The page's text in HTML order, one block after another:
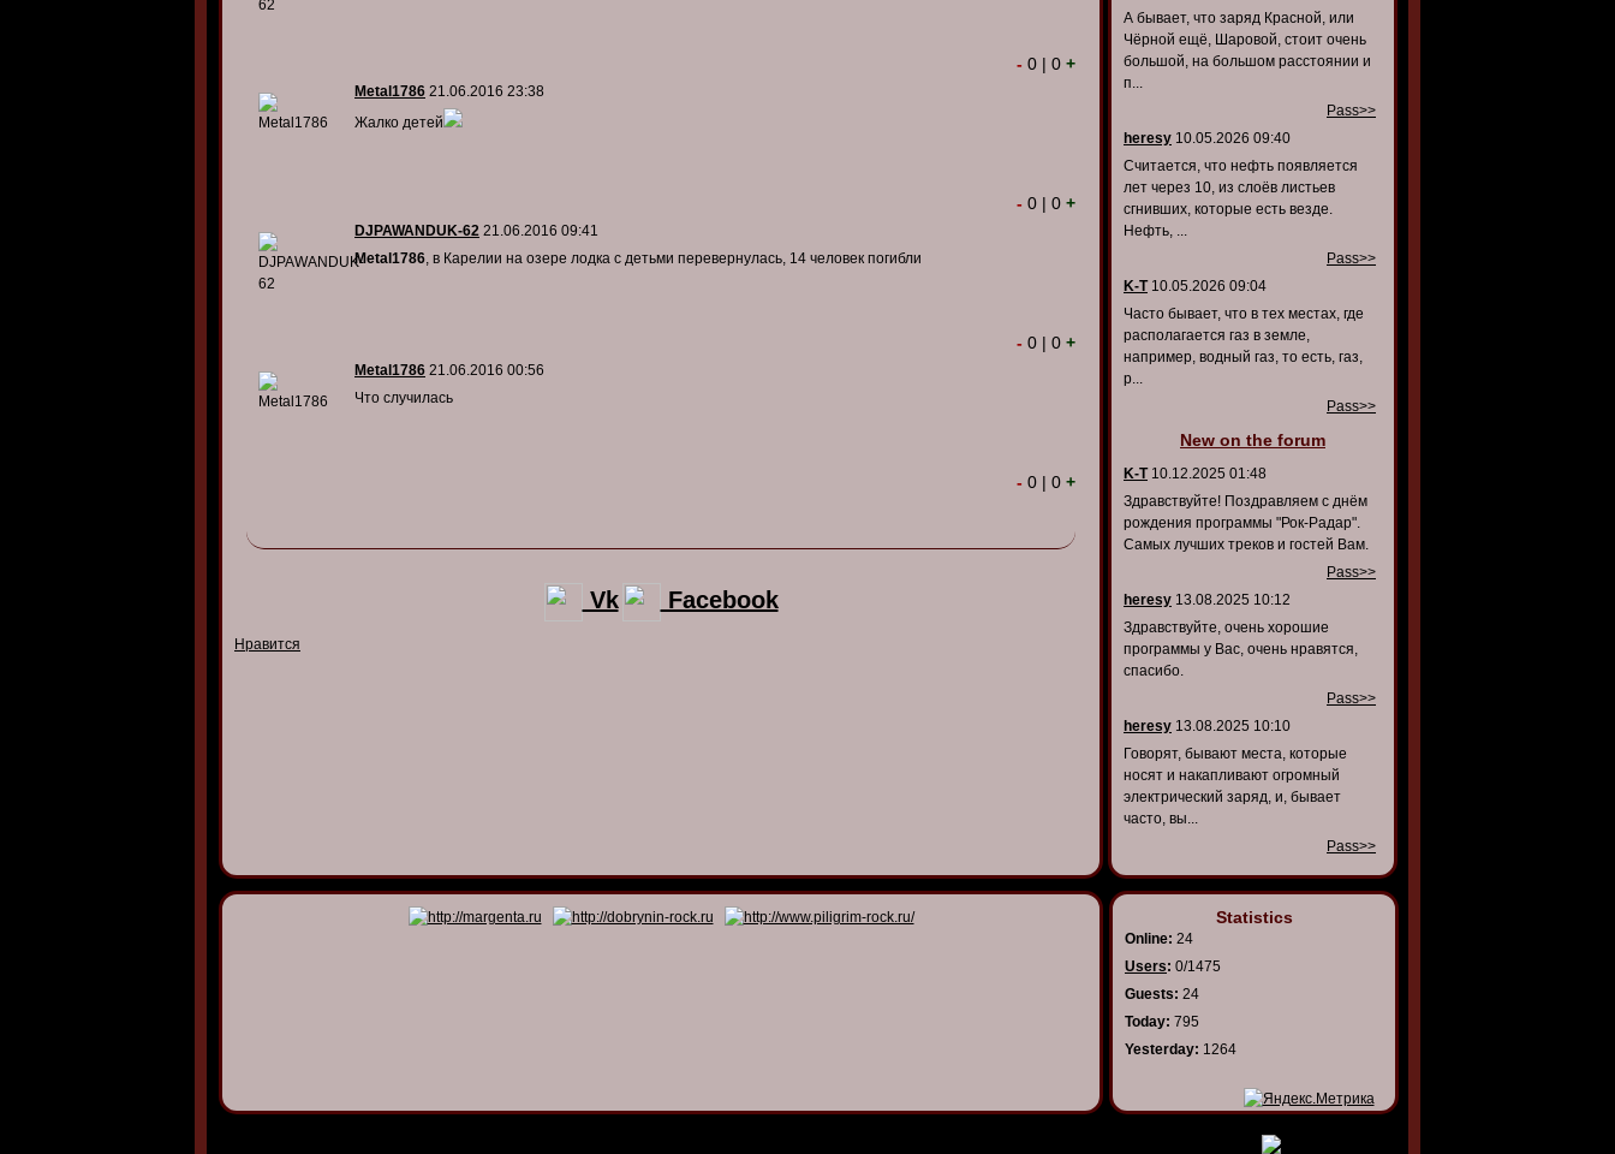
- 0 | 0 +
Metal1786 21.06.2016 23:38
Жалко детей
- 0 | 0 +
DJPAWANDUK-62 21.06.2016 09:41
Metal1786, в Карелии на озере лодка с детьми перевернулась, 14 человек погибли
- 0 | 0 +
Metal1786 21.06.2016 00:56
Что случилась
- 0 | 0 +
Vk Facebook
Нравится
А бывает, что заряд Красной, или
Чёрной ещё, Шаровой, стоит очень
большой, на большом расстоянии и
п...
Pass>>
heresy 10.05.2026 09:40
Считается, что нефть появляется
лет через 10, из слоёв листьев
сгнивших, которые есть везде.
Нефть, ...
Pass>>
K-T10.05.2026 09:04
Часто бывает, что в тех местах, где
располагается газ в земле,
например, водный газ, то есть, газ,
р...
Pass>>
New on the forum
K-T10.12.2025 01:48
Здравствуйте! Поздравляем с днём
рождения программы "Рок-Радар".
Самых лучших треков и гостей Вам.
Pass>>
heresy 13.08.2025 10:12
Здравствуйте, очень хорошие
программы у Вас, очень нравятся,
спасибо.
Pass>>
heresy 13.08.2025 10:10
Говорят, бывают места, которые
носят и накапливают огромный
электрический заряд, и, бывает
часто, вы...
Pass>>
Statistics
Online: 24
Users: 0/1475
Guests: 24
Today: 795
Yesterday: 1264